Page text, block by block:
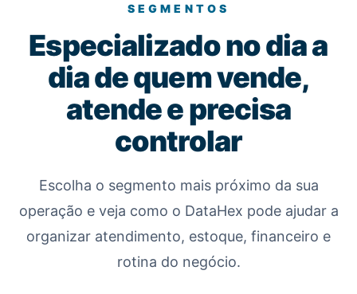
SEGMENTOS
Especializado no dia a
dia de quem vende,
atende e precisa
controlar
Escolha o segmento mais próximo da sua
operação e veja como o DataHex pode ajudar a
organizar atendimento, estoque, financeiro e
rotina do negócio.